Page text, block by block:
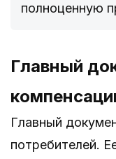
полноценную
Главный
Главный
потребителей.